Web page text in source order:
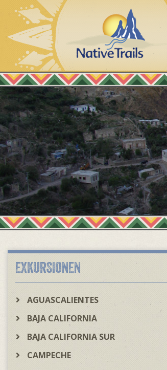
EXKURSIONEN
AGUASCALIENTES
BAJA CALIFORNIA
BAJA CALIFORNIA SUR
CAMPECHE